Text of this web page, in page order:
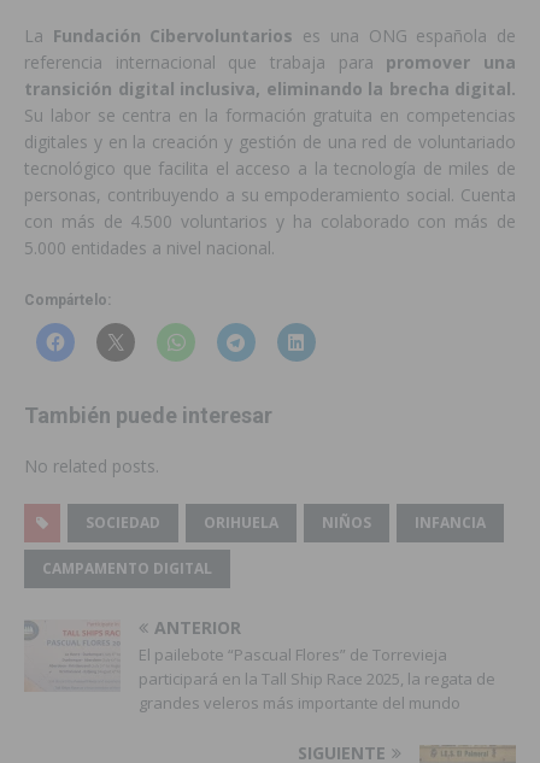
La Fundación Cibervoluntarios es una ONG española de
referencia internacional que trabaja para promover una
transición digital inclusiva, eliminando la brecha digital.
Su labor se centra en la formación gratuita en competencias
digitales y en la creación y gestión de una red de voluntariado
tecnológico que facilita el acceso a la tecnología de miles de
personas, contribuyendo a su empoderamiento social. Cuenta
con más de 4.500 voluntarios y ha colaborado con más de
5.000 entidades a nivel nacional.
Compártelo:
También puede interesar
No related posts.
SOCIEDAD ORIHUELA NIÑOS INFANCIA
CAMPAMENTO DIGITAL
ANTERIOR
El pailebote “Pascual Flores” de Torrevieja
participará en la Tall Ship Race 2025, la regata de
grandes veleros más importante del mundo
SIGUIENTE